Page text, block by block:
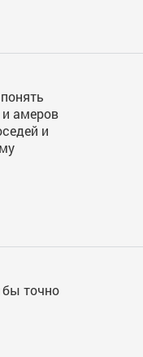
и амеров
и
точно